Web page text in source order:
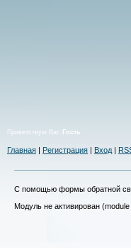
Приветствую Вас Гость
Главная | Регистрация | Вход |
С помощью формы обратной
Модуль не активирован